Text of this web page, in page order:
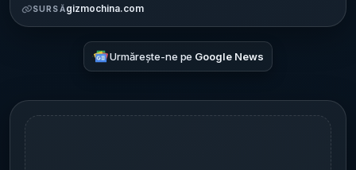
SURSĂgizmochina.com
Urmărește-ne pe Google News